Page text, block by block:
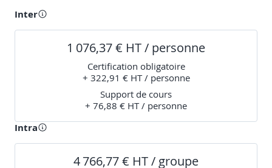
Inter
1 076,37 € HT / personne
Certification obligatoire
+ 322,91 € HT / personne
Support de cours
+ 76,88 € HT / personne
Intra
4 766,77 € HT / groupe